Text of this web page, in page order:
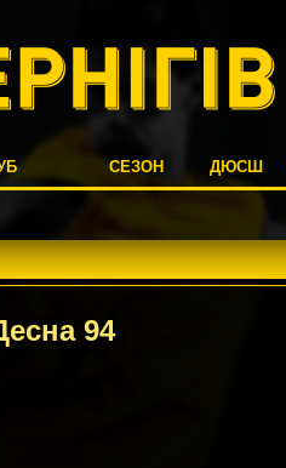
СЕЗОН ДЮСШ
94